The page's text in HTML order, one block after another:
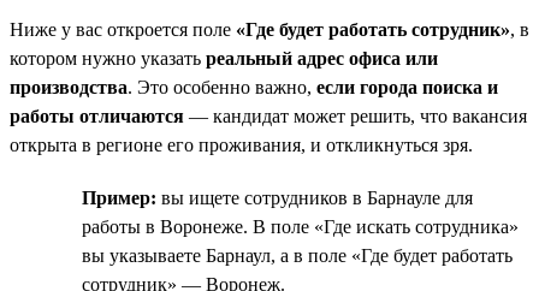
Ниже у вас откроется поле «Где будет работать сотрудник», в
котором нужно указать реальный адрес офиса или
производства. Это особенно важно, если города поиска и
работы отличаются — кандидат может решить, что вакансия
открыта в регионе его проживания, и откликнуться зря.
Пример: вы ищете сотрудников в Барнауле для
работы в Воронеже. В поле «Где искать сотрудника»
вы указываете Барнаул, а в поле «Где будет работать
сотрудник» — Воронеж.